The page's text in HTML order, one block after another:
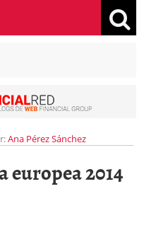
Ana Pérez Sánchez
europea 2014